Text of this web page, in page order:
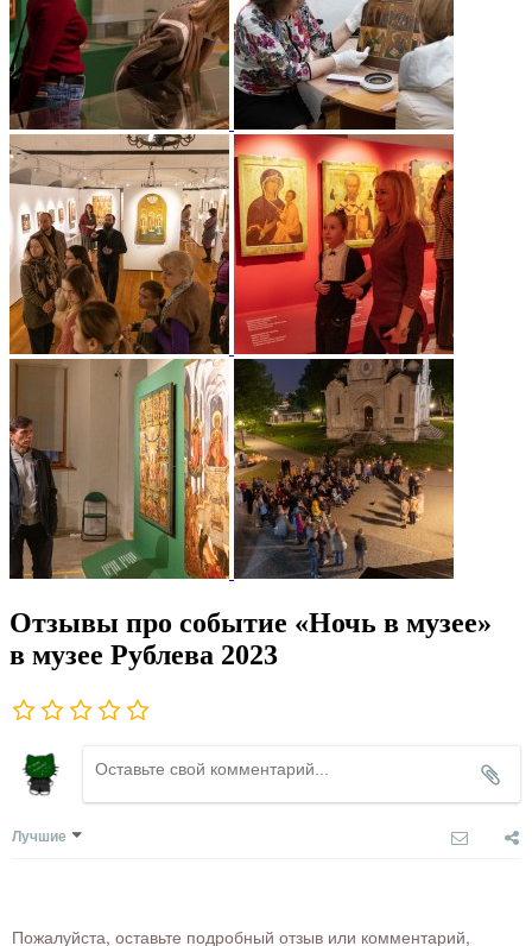
Отзывы про событие «Ночь в музее»
в музее Рублева 2023
Лучшие
Пожалуйста, оставьте подробный отзыв или комментарий,